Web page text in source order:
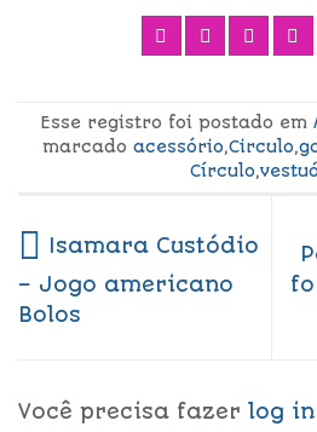
Esse registro foi postado em
marcado acessório,Circulo,
Círculo,
Isamara Custódio
– Jogo americano
Bolos
Você precisa fazer log in